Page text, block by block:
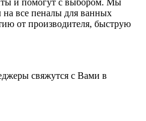
и помогут с выбором. Мы
все пеналы для ванных
от производителя, быструю
свяжутся с Вами в